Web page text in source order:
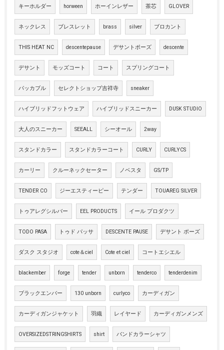
キーホルダー horween ホーインレザー 茶芯 GLOVER
ネックレス ブレスレット brass silver ブロカント
THIS HEAT NC descentepause デサントポーズ descente
デサント モッズコート コート スプリングコート
パッカブル セレクトショップ吉祥寺 sneaker
ハイブリッドフットウェア ハイブリッドスニーカー DUSK STUDIO
大人のスニーカー SEEALL シーオール 2way
スタンドカラー スタンドカラーコート CURLY CURLYCS
カーリー クルーネックセーター ノベスタ GS/TP
TENDER CO ジーエスティーピー テンダー TOUAREG SILVER
トゥアレグシルバー EEL PRODUCTS イール プロダクツ
TODO PASA トゥド パッサ DESCENTE PAUSE デサント ポーズ
ダスク スタジオ cote＆ciel Cote et ciel コートエシエル
blackember forge tender unborn tenderco tenderdenim
ブラックエンバー 130 unborn curlyco カーディガン
カーディガンジャケット 羽織 レイヤード カーディガンメンズ
OVERSIZEDSTRINGSHIRTS shirt バンドカラーシャツ